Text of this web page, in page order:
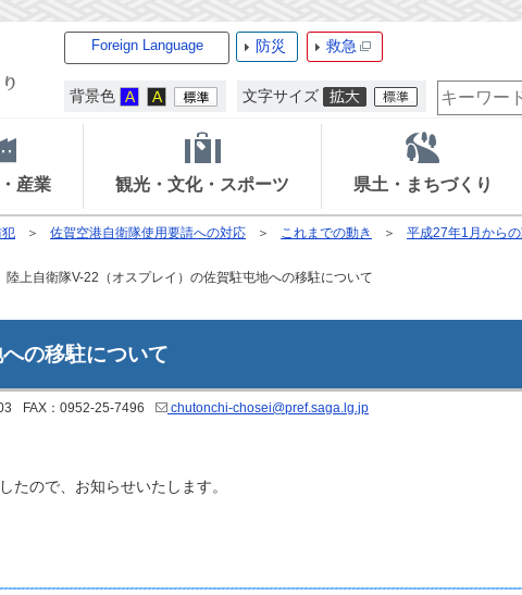
Foreign Language 防災 救急
背景色 文字サイズ
検
索
ー
ー
ド
産業 観光・文化・スポーツ 県土・まちづくり
犯 佐賀空港自衛隊使用要請への対応 これまでの動き
平成27年1月からの
陸上自衛隊V-22（オスプレイ）の佐賀駐屯地への移駐について
の移駐について
FAX：0952-25-7496 chutonchi-chosei@pref.saga.lg.jp
たので、お知らせいたします。